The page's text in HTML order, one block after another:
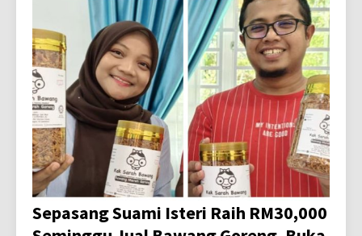
Sepasang Suami Isteri Raih RM30,000